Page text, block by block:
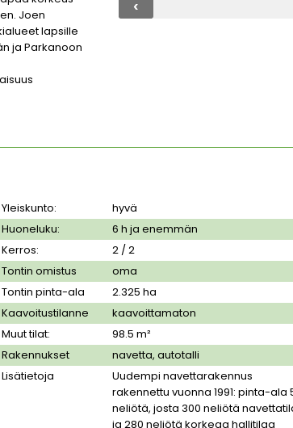
‹
Joen
lapsille
ja Parkanoon
Yleiskunto:
hyvä
Huoneluku:
6 h ja enemmän
Kerros:
2 / 2
Tontin omistus
oma
Tontin pinta-ala
2.325 ha
Kaavoitustilanne
kaavoittamaton
Muut tilat:
98.5 m²
Rakennukset
navetta, autotalli
Lisätietoja
Uudempi navettarakennus
rakennettu vuonna 1991: pinta-ala
neliötä, josta 300 neliötä
ja 280 neliötä korkeaa hallitilaa